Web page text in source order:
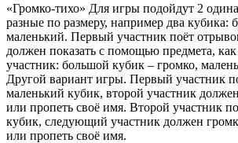
«Громко-тихо» Для игры подойдут 2
разные по размеру, например два кубика:
маленький. Первый участник поёт
должен показать с помощью предмета,
участник: большой кубик – громко,
Другой вариант игры. Первый участник
маленький кубик, второй участник
или пропеть своё имя. Второй участник
кубик, следующий участник должен
или пропеть своё имя.